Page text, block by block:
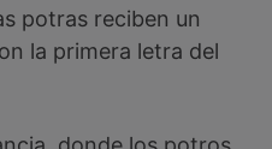
potras reciben un
la primera letra del